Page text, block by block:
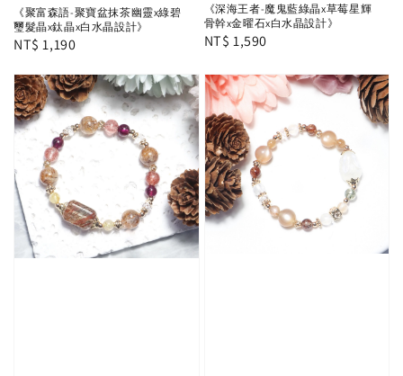
《聚富森語-聚寶盆抹茶幽靈x綠碧
璽髮晶x鈦晶x白水晶設計》
Regular
NT$ 1,190
《深海王者-魔鬼藍綠晶x草莓星輝
骨幹x金曜石x白水晶設計》
Regular
NT$ 1,590